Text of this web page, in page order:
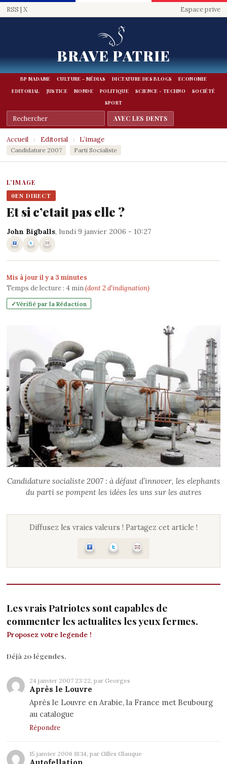
RSS | X Espace prive
BRAVE PATRIE
BP MADAME CULTURE - MÉDIAS DICTATURE DES BLOGS
ECONOMIE
EDITORIAL
JUSTICE MONDE POLITIQUE SCIENCE - TECHNO
SOCIÉTÉ
SPORT
Accueil › Editorial › L’image
Candidature 2007 Parti Socialiste
L’IMAGE
EN DIRECT
Et si c’etait pas elle ?
John Bigballs, lundi 9 janvier 2006 - 10:27
Mis à jour il y a 3 minutes
Temps de lecture : 4min(dont 2 d'indignation)
Vérifié par la Rédaction
Candidature socialiste 2007 : à défaut d’innover, les elephants
du parti se pompent les idées les uns sur les autres
Diffusez les vraies valeurs ! Partagez cet article !
Les vrais Patriotes sont capables de
commenter les actualites les yeux fermes.
Proposez votre legende !
Déjà 20 légendes.
24 janvier 2007 23:22, par Georges
Après le Louvre
Après le Louvre en Arabie, la France met Beubourg
au catalogue
Répondre
15 janvier 2006 18:14, par Gilles Glauque
Autofellation